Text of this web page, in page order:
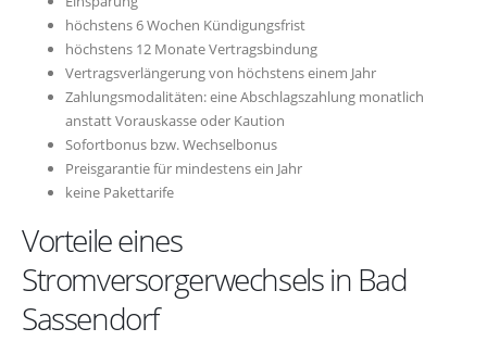
höchstens 6 Wochen Kündigungsfrist
höchstens 12 Monate Vertragsbindung
Vertragsverlängerung von höchstens einem Jahr
Zahlungsmodalitäten: eine Abschlagszahlung monatlich
anstatt Vorauskasse oder Kaution
Sofortbonus bzw. Wechselbonus
Preisgarantie für mindestens ein Jahr
keine Pakettarife
Vorteile eines
Stromversorgerwechsels in Bad
Sassendorf